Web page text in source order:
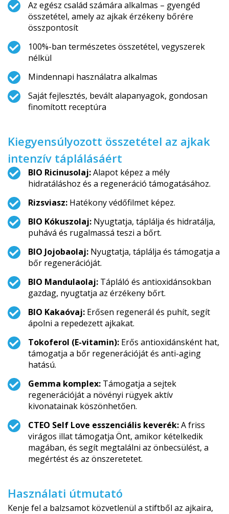
Az egész család számára alkalmas – gyengéd
összetétel, amely az ajkak érzékeny bőrére
összpontosít
100%-ban természetes összetétel, vegyszerek
nélkül
Mindennapi használatra alkalmas
Saját fejlesztés, bevált alapanyagok, gondosan
finomított receptúra
Kiegyensúlyozott összetétel az ajkak
intenzív táplálásáért
BIO Ricinusolaj:Alapot képez a mély
hidratáláshoz és a regeneráció támogatásához.
Rizsviasz: Hatékony védőfilmet képez.
BIO Kókuszolaj: Nyugtatja, táplálja és hidratálja,
puhává és rugalmassá teszi a bőrt.
BIO Jojobaolaj: Nyugtatja, táplálja és támogatja a
bőr regenerációját.
BIO Mandulaolaj: Tápláló és antioxidánsokban
gazdag, nyugtatja az érzékeny bőrt.
BIO Kakaóvaj: Erősen regenerál és puhít, segít
ápolni a repedezett ajkakat.
Tokoferol (E-vitamin): Erős antioxidánsként hat,
támogatja a bőr regenerációját és anti-aging
hatású.
Gemma komplex: Támogatja a sejtek
regenerációját a növényi rügyek aktív
kivonatainak köszönhetően.
CTEO Self Love esszenciális keverék:A friss
virágos illat támogatja Önt, amikor kételkedik
magában, és segít megtalálni az önbecsülést, a
megértést és az önszeretetet.
Használati útmutató
Kenje fel a balzsamot közvetlenül a stiftből az ajkaira,